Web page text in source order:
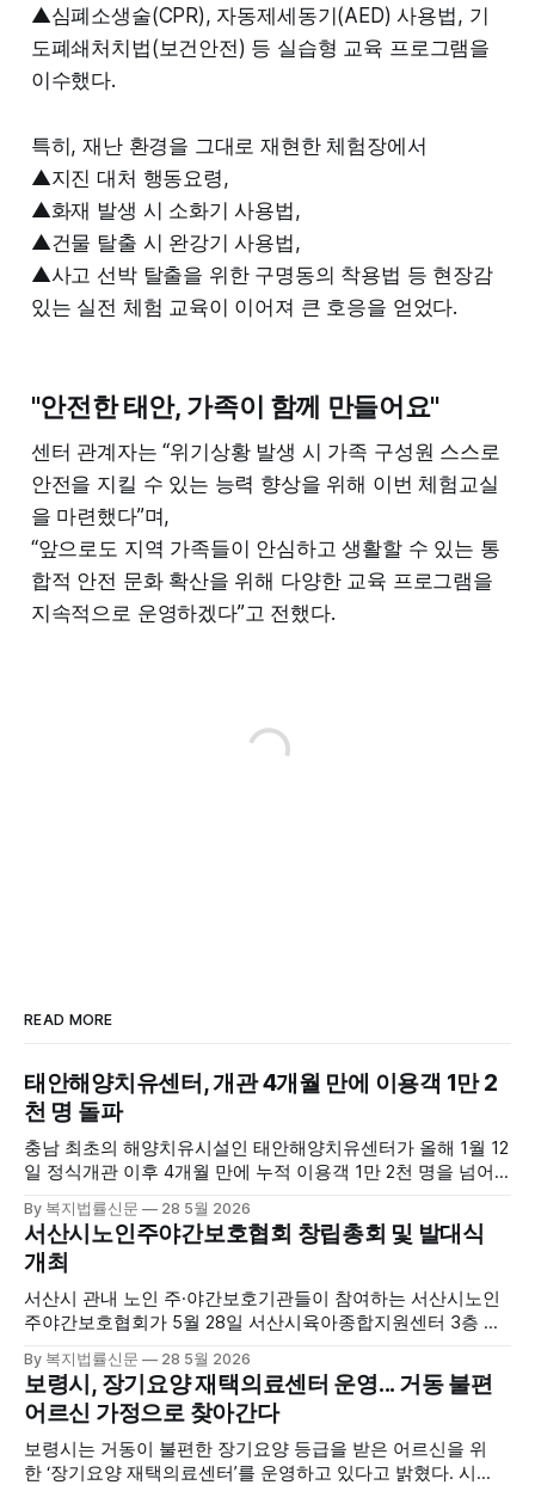
▲심폐소생술(CPR), 자동제세동기(AED) 사용법, 기
도폐쇄처치법(보건안전) 등 실습형 교육 프로그램을
이수했다.
특히, 재난 환경을 그대로 재현한 체험장에서
▲지진 대처 행동요령,
▲화재 발생 시 소화기 사용법,
▲건물 탈출 시 완강기 사용법,
▲사고 선박 탈출을 위한 구명동의 착용법 등 현장감
있는 실전 체험 교육이 이어져 큰 호응을 얻었다.
"안전한 태안, 가족이 함께 만들어요"
센터 관계자는 “위기상황 발생 시 가족 구성원 스스로
안전을 지킬 수 있는 능력 향상을 위해 이번 체험교실
을 마련했다”며,
“앞으로도 지역 가족들이 안심하고 생활할 수 있는 통
합적 안전 문화 확산을 위해 다양한 교육 프로그램을
지속적으로 운영하겠다”고 전했다.
READ MORE
태안해양치유센터, 개관 4개월 만에 이용객 1만 2
천 명 돌파
충남 최초의 해양치유시설인 태안해양치유센터가 올해 1월 12
일 정식개관 이후 4개월 만에 누적 이용객 1만 2천 명을 넘어
양자원을 활용한 맞춤형 프로그램과 차별화된 웰니스 콘텐츠
를 선보이며 관광객과 군민의 발길을 끌고 있다. 센터는 염지
하수, 피트 등 태안의 청정 해양자원을 활용해 몸과 마음의 회
복을 돕는 다양한 프로그램을 운영하고
By 복지법률신문 28 5월 2026
서산시노인주야간보호협회 창립총회 및 발대식
개최
서산시 관내 노인 주·야간보호기관들이 참여하는 서산시노인
주야간보호협회가 5월 28일 서산시육아종합지원센터 3층 공
행사에는 서산시 관내 주·야간보호기관 관계자와 종사자, 유관
기관 내빈 등 약 100여명이 참석했으며, 서산시청 관계자, 서
산시노인복지시설협회, 서산시재가복지협회, 서산시사회복지
사협회 등 지역 노인복지 관련 기관 관계자들이 함께해 협회
출범을 축하했다. 서산시노인주야간보호협회는 서산시 소재
By 복지법률신문 28 5월 2026
보령시, 장기요양 재택의료센터 운영... 거동 불편
어르신 가정으로 찾아간다
보령시는 거동이 불편한 장기요양 등급을 받은 어르신을 위
한 ‘장기요양 재택의료센터’를 운영하고 있다고 밝혔다. 시